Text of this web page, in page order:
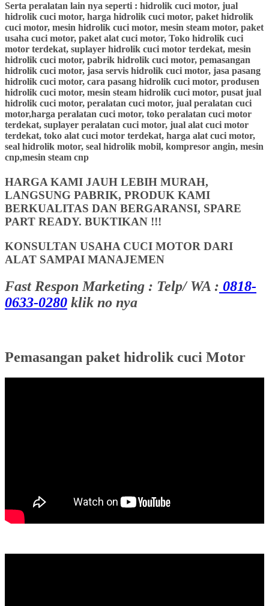
Serta peralatan lain nya seperti : hidrolik cuci motor, jual
hidrolik cuci motor, harga hidrolik cuci motor, paket hidrolik
cuci motor, mesin hidrolik cuci motor, mesin steam motor, paket
usaha cuci motor, paket alat cuci motor, Toko hidrolik cuci
motor terdekat, suplayer hidrolik cuci motor terdekat, mesin
hidrolik cuci motor, pabrik hidrolik cuci motor, pemasangan
hidrolik cuci motor, jasa servis hidrolik cuci motor, jasa pasang
hidrolik cuci motor, cara pasang hidrolik cuci motor, produsen
hidrolik cuci motor, mesin steam hidrolik cuci motor, pusat jual
hidrolik cuci motor, peralatan cuci motor, jual peralatan cuci
motor,harga peralatan cuci motor, toko peralatan cuci motor
terdekat, suplayer peralatan cuci motor, jual alat cuci motor
terdekat, toko alat cuci motor terdekat, harga alat cuci motor,
seal hidrolik motor, seal hidrolik mobil, kompresor angin, mesin
cnp,mesin steam cnp
HARGA KAMI JAUH LEBIH MURAH,
LANGSUNG PABRIK, PRODUK KAMI
BERKUALITAS DAN BERGARANSI, SPARE
PART READY. BUKTIKAN !!!
KONSULTAN USAHA CUCI MOTOR DARI
ALAT SAMPAI MANAJEMEN
Fast Respon Marketing : Telp/ WA : 0818-
0633-0280 klik no nya
Pemasangan paket hidrolik cuci Motor